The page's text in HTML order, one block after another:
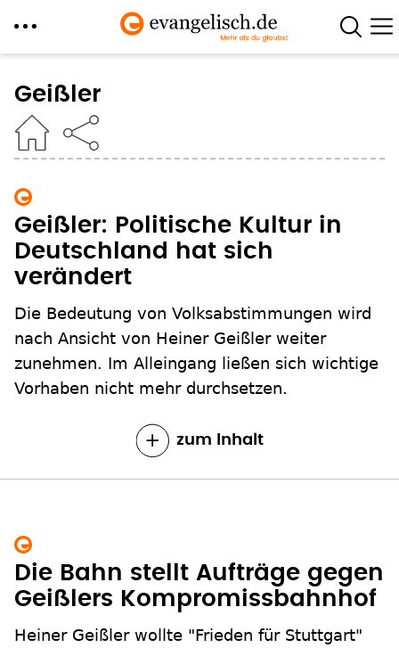
zum
Inhalt
Geißler
Geißler: Politische Kultur in
Deutschland hat sich
verändert
Die Bedeutung von Volksabstimmungen wird
nach Ansicht von Heiner Geißler weiter
zunehmen. Im Alleingang ließen sich wichtige
Vorhaben nicht mehr durchsetzen.
zum Inhalt
Die Bahn stellt Aufträge gegen
Geißlers Kompromissbahnhof
Heiner Geißler wollte "Frieden für Stuttgart"